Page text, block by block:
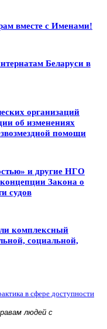
вместе с Именами!
Беларуси в
организаций
об изменениях
помощи
и другие НГО
Закона о
судов
комплексный
социальной,
в сфере доступности
людей с